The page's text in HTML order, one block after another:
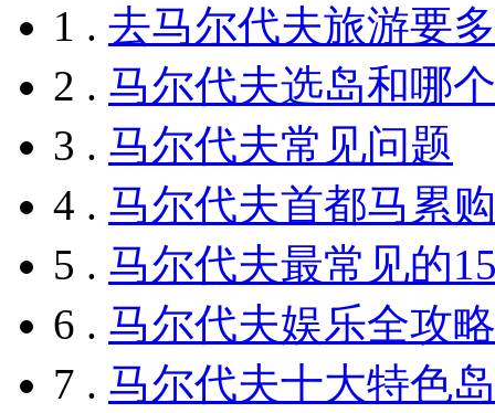
1 . 去马尔代夫旅游要
2 . 马尔代夫选岛和哪
3 . 马尔代夫常见问题
4 . 马尔代夫首都马累
5 . 马尔代夫最常见的
6 . 马尔代夫娱乐全攻略
7 . 马尔代夫十大特色